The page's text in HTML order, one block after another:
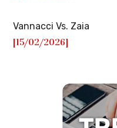
Vannacci Vs. Zaia
[15/02/2026]